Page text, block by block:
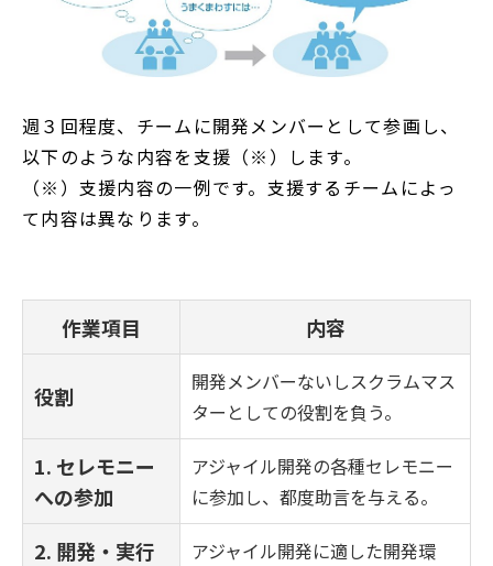
週３回程度、チームに開発メンバーとして参画し、
以下のような内容を支援（※）します。
（※）支援内容の一例です。支援するチームによっ
て内容は異なります。
作業項目 内容
役割
開発メンバーないしスクラムマス
ターとしての役割を負う。
1. セレモニー
への参加
アジャイル開発の各種セレモニー
に参加し、都度助言を与える。
2. 開発・実行
アジャイル開発に適した開発環